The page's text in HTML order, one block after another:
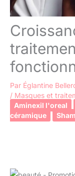
Par Églantine
/ Masques et
Aminexil l'oreal
céramique